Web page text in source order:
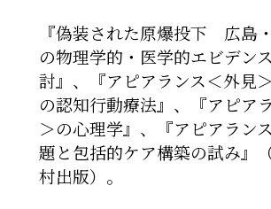
『偽装された原爆投下 広島
の物理学的・医学的エビデン
討』、『アピアランス＜外見
の認知行動療法』、『アピア
＞の心理学』、『アピアラン
題と包括的ケア構築の試み』
村出版）。